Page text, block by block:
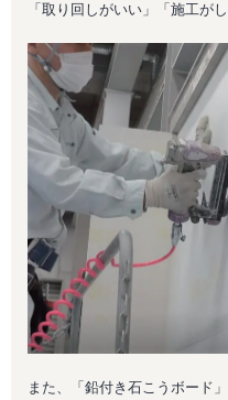
「取り回しがいい」「施工が
また、「鉛付き石こうボード